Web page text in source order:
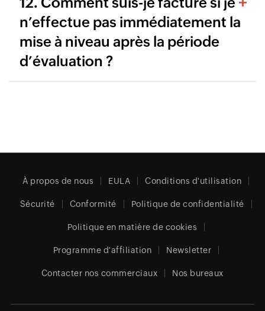
n’effectue pas immédiatement la
mise à niveau après la période
d’évaluation ?
À propos de nous EULA Conditions d'utilisation
Sécurité Conformité Politique de confidentialité
Politique en matière de cookies
Programme d'affiliation Newsletter
Contacter nos commerciaux Nos bureaux